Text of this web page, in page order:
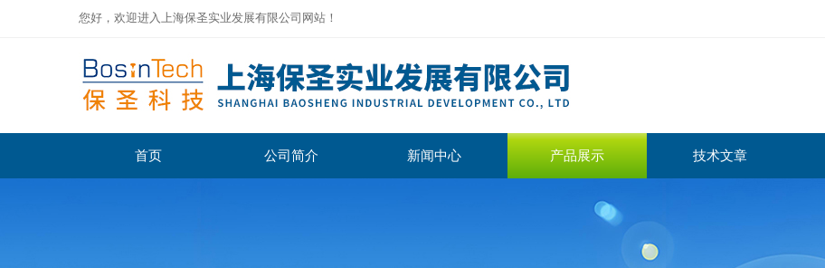
您好，欢迎进入上海保圣实业发展有限公司网站！
首页 公司简介 新闻中心 产品展示 技术文章